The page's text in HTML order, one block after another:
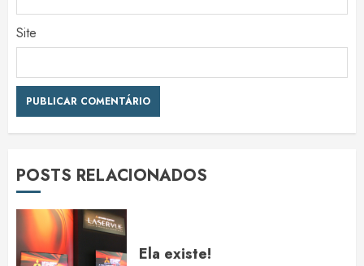
Site
POSTS RELACIONADOS
Ela existe!